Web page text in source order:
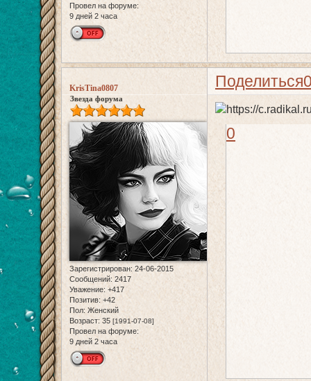
Провел на форуме:
9 дней 2 часа
Поделиться
KrisTina0807
Звезда форума
Зарегистрирован: 24-06-2015
Сообщений: 2417
Уважение: +417
Позитив: +42
Пол: Женский
Возраст: 35 [1991-07-08]
Провел на форуме:
9 дней 2 часа
0